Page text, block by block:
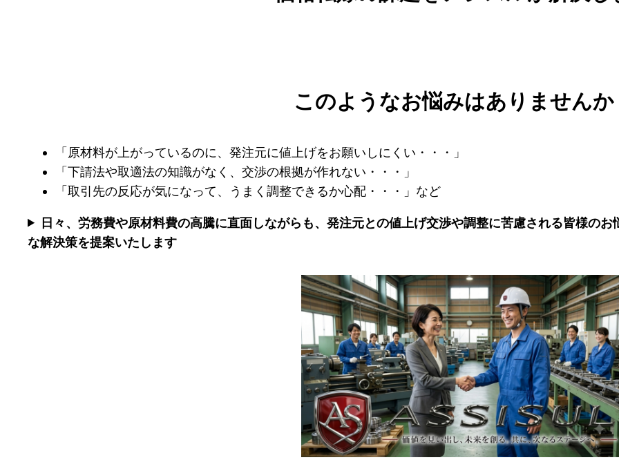
このようなお悩みはありませんか
「原材料が上がっているのに、発注元に値上げをお願いしにくい・・・」
「下請法や取適法の知識がなく、交渉の根拠が作れない・・・」
「取引先の反応が気になって、うまく調整できるか心配・・・」など
日々、労務費や原材料費の高騰に直面しながらも、発注元との値上げ交渉や調整に苦慮される皆様の
な解決策を提案いたします